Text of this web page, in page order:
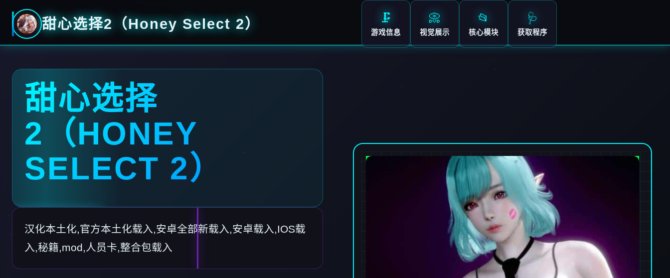
甜心选择2（Honey Select 2） 🗜️
游戏信息
📀
视觉展示
📂
核心模块
🩺
获取程序
甜心选择
2（HONEY
SELECT 2）
汉化本土化,官方本土化载入,安卓全部新载入,安卓载入,IOS载
入,秘籍,mod,人员卡,整合包载入